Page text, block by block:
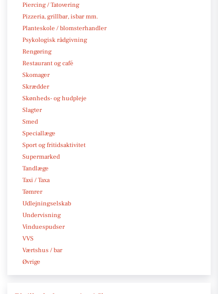
Piercing / Tatovering
Pizzeria, grillbar, isbar mm.
Planteskole / blomsterhandler
Psykologisk rådgivning
Rengøring
Restaurant og café
Skomager
Skrædder
Skønheds- og hudpleje
Slagter
Smed
Speciallæge
Sport og fritidsaktivitet
Supermarked
Tandlæge
Taxi / Taxa
Tømrer
Udlejningselskab
Undervisning
Vinduespudser
VVS
Værtshus / bar
Øvrige